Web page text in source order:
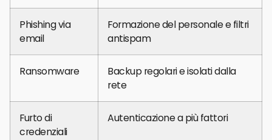
Phishing via
email
Formazione del personale e filtri
antispam
Ransomware
Backup regolari e isolati dalla
rete
Furto di
credenziali
Autenticazione a più fattori